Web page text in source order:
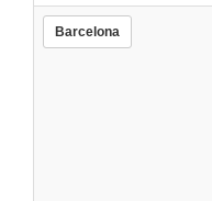
Barcelona